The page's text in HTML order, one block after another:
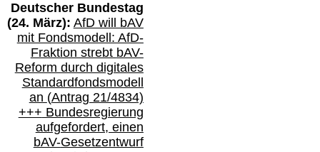
Deutscher Bundestag
(24. März): AfD will bAV
mit Fondsmodell: AfD-
Fraktion strebt bAV-
Reform durch digitales
Standardfondsmodell
an (Antrag 21/4834)
+++ Bundesregierung
aufgefordert, einen
bAV-Gesetzentwurf